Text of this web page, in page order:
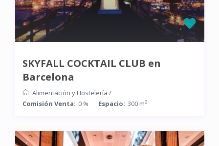
SKYFALL COCKTAIL CLUB en
Barcelona
Alimentación y Hostelería /
Comisión Venta: 0 % Espacio: 300 m2